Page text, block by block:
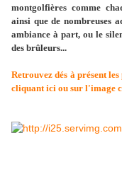
montgolfières comme
ainsi que de nombreuses
ambiance à part, ou le
des brûleurs...
Retrouvez dés à présent
cliquant ici ou sur l'image